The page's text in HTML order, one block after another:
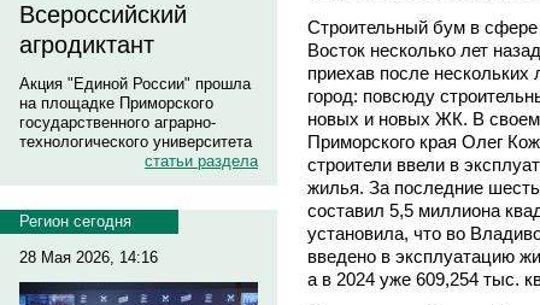
Всероссийский
агродиктант
Акция "Единой России" прошла
на площадке Приморского
государственного аграрно-
технологического университета
статьи раздела
Регион сегодня
28 Мая 2026, 14:16
Строительный бум в
Восток несколько лет
приехав после нескольких
город: повсюду
новых и новых ЖК. В своем
Приморского края Олег
строители ввели в
жилья. За последние
составил 5,5 миллиона
установила, что во
введено в эксплуатацию
а в 2024 уже 609,254 тыс.